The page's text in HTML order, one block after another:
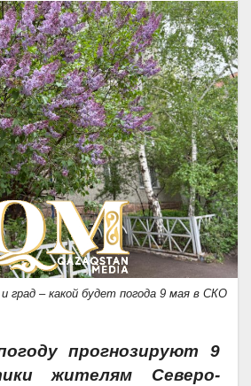
град – какой будет погода 9 мая в СКО
прогнозируют 9
жителям Северо-